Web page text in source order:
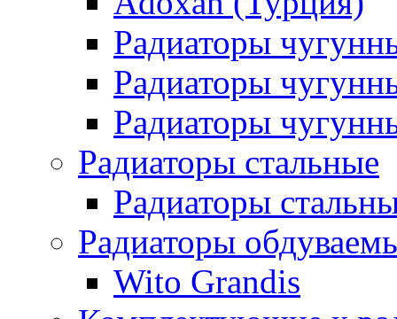
Радиаторы
Радиаторы
Радиаторы
Радиаторы стальные
Радиаторы
Радиаторы
Wito Grandis